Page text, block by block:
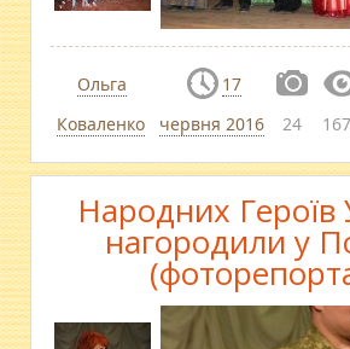
Ольга
Коваленко
17
червня 2016
24
Народних Героїв
нагородили у